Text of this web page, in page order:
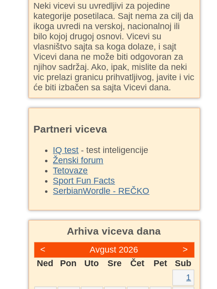
Neki vicevi su uvredljivi za pojedine
kategorije posetilaca. Sajt nema za cilj da
ikoga uvredi na verskoj, nacionalnoj ili
bilo kojoj drugoj osnovi. Vicevi su
vlasništvo sajta sa koga dolaze, i sajt
Vicevi dana ne može biti odgovoran za
njihov sadržaj. Ako, ipak, mislite da neki
vic prelazi granicu prihvatljivog, javite i vic
će biti izbačen sa sajta Vicevi dana.
Partneri viceva
IQ test - test inteligencije
Ženski forum
Tetovaze
Sport Fun Facts
SerbianWordle - REČKO
Arhiva viceva dana
< >
Avgust 2026
Ned
Pon Uto Sre Čet Pet
Sub
1